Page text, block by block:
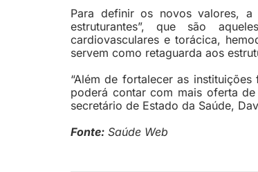
Para definir os novos valores, a
estruturantes”, que são
cardiovasculares e torácica,
servem como retaguarda aos
“Além de fortalecer as
poderá contar com mais oferta
secretário de Estado da Saúde,
Fonte: Saúde Web